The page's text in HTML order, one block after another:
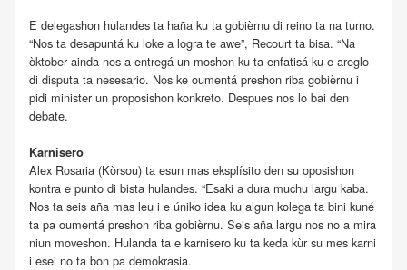
E delegashon hulandes ta haña ku ta gobièrnu di reino ta na turno.
“Nos ta desapuntá ku loke a logra te awe”, Recourt ta bisa. “Na
òktober ainda nos a entregá un moshon ku ta enfatisá ku e areglo
di disputa ta nesesario. Nos ke oumentá preshon riba gobièrnu i
pidi minister un proposishon konkreto. Despues nos lo bai den
debate.
Karnisero
Alex Rosaria (Kòrsou) ta esun mas eksplísito den su oposishon
kontra e punto di bista hulandes. “Esaki a dura muchu largu kaba.
Nos ta seis aña mas leu i e úniko idea ku algun kolega ta bini kuné
ta pa oumentá preshon riba gobièrnu. Seis aña largu nos no a mira
niun moveshon. Hulanda ta e karnisero ku ta keda kùr su mes karni
i esei no ta bon pa demokrasia.